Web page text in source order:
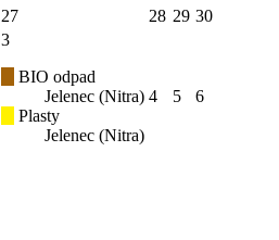
27 28 29 30
3
BIO odpad
Jelenec (Nitra)
Plasty
Jelenec (Nitra)
4 5 6